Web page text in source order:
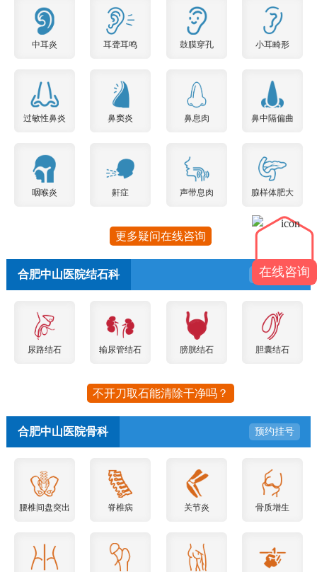
中耳炎 耳聋耳鸣 鼓膜穿孔 小耳畸形
过敏性鼻炎 鼻窦炎 鼻息肉 鼻中隔偏曲
咽喉炎 鼾症 声带息肉 腺样体肥大
更多疑问在线咨询
合肥中山医院结石科 预约挂号
尿路结石 输尿管结石 膀胱结石 胆囊结石
不开刀取石能清除干净吗？
合肥中山医院骨科 预约挂号
腰椎间盘突出 脊椎病 关节炎 骨质增生
在线咨询